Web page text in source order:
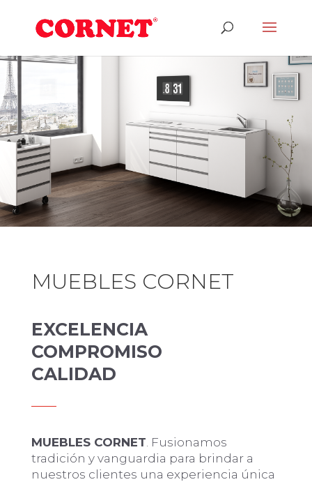
MUEBLES CORNET
EXCELENCIA
COMPROMISO
CALIDAD
MUEBLES CORNET. Fusionamos
tradición y vanguardia para brindar a
nuestros clientes una experiencia única